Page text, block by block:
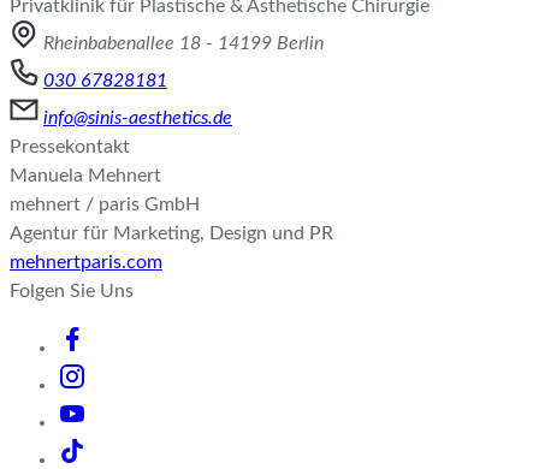
Privatklinik für Plastische & Ästhetische Chirurgie
Rheinbabenallee 18 - 14199 Berlin
030 67828181
info@sinis-aesthetics.de
Pressekontakt
Manuela Mehnert
mehnert / paris GmbH
Agentur für Marketing, Design und PR
mehnertparis.com
Folgen Sie Uns